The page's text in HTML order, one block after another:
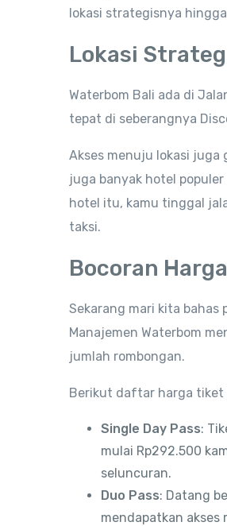
lokasi strategisnya
Lokasi
Waterbom Bali ada di
tepat di seberangnya
Akses menuju lokasi juga
juga banyak hotel
hotel itu, kamu tinggal
taksi.
Bocoran
Sekarang mari kita bahas
Manajemen Waterbom
jumlah rombongan.
Berikut daftar harga tiket
Single Day Pass:
mulai Rp292.500
seluncuran.
Duo Pass: Datang
mendapatkan akses